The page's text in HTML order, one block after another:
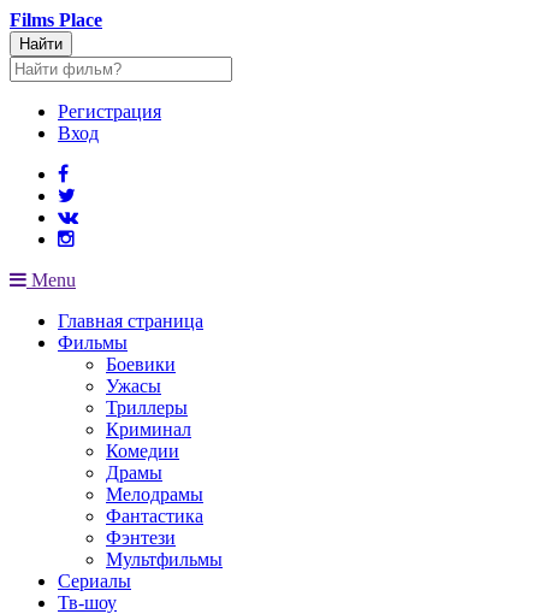
Films Place
Найти
Регистрация
Вход
Menu
Главная страница
Фильмы
Боевики
Ужасы
Триллеры
Криминал
Комедии
Драмы
Мелодрамы
Фантастика
Фэнтези
Мультфильмы
Сериалы
Тв-шоу